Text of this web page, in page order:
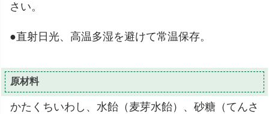
さい。
●直射日光、高温多湿を避けて常温保存。
原材料
かたくちいわし、水飴（麦芽水飴）、砂糖（てんさ